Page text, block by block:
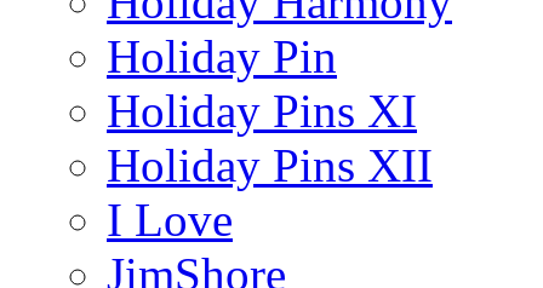
Holiday Pin
Holiday Pins XI
Holiday Pins XII
I Love
JimShore